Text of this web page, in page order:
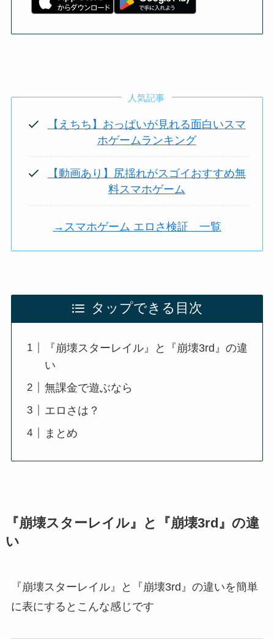
人気記事
【えちち】おっぱいが見れる面白いスマ
ホゲームランキング
【動画あり】尻揺れがスゴイおすすめ無
料スマホゲーム
→スマホゲーム エロさ検証 一覧
タップできる目次
『崩壊スターレイル』と『崩壊3rd』の違
い
無課金で遊ぶなら
エロさは？
まとめ
『崩壊スターレイル』と『崩壊3rd』の違
い
『崩壊スターレイル』と『崩壊3rd』の違いを簡単
に表にするとこんな感じです